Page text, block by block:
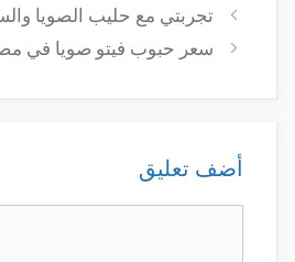
تجربتي مع حليب الصويا
سعر حبوب فيتو صويا في
أضف تعليق